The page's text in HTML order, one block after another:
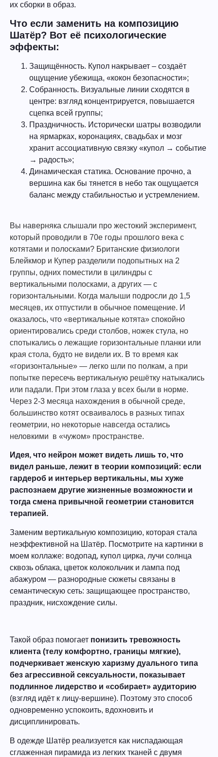
их сборки в образ.
Что если заменить на композицию
Шатёр? Вот её психологические
эффекты:
Защищённость. Купол накрывает – создаёт
ощущение убежища, «кокон безопасности»;
Собранность. Визуальные линии сходятся в
центре: взгляд концентрируется, повышается
сцепка всей группы;
Праздничность. Исторически шатры возводили
на ярмарках, коронациях, свадьбах и мозг
хранит ассоциативную связку «купол → событие
→ радость»;
Динамическая статика. Основание прочно, а
вершина как бы тянется в небо так ощущается
баланс между стабильностью и устремлением.
Вы наверняка слышали про жестокий эксперимент,
который проводили в 70е годы прошлого века с
котятами и полосками? Британские физиологи
Блейкмор и Купер разделили подопытных на 2
группы, одних поместили в цилиндры с
вертикальными полосками, а других — с
горизонтальными. Когда малыши подросли до 1,5
месяцев, их отпустили в обычное помещение. И
оказалось, что «вертикальные котята» спокойно
ориентировались среди столбов, ножек стула, но
спотыкались о лежащие горизонтальные планки или
края стола, будто не видели их. В то время как
«горизонтальные» — легко шли по полкам, а при
попытке пересечь вертикальную решётку натыкались
или падали. При этом глаза у всех были в норме.
Через 2-3 месяца нахождения в обычной среде,
большинство котят осваивалось в разных типах
геометрии, но некоторые навсегда остались
неловкими в «чужом» пространстве.
Идея, что нейрон может видеть лишь то, что
видел раньше, лежит в теории композиций: если
гардероб и интерьер вертикальны, мы хуже
распознаем другие жизненные возможности и
тогда смена привычной геометрии становится
терапией.
Заменим вертикальную композицию, которая стала
неэффективной на Шатёр. Посмотрите на картинки в
моем коллаже: водопад, купол цирка, лучи солнца
сквозь облака, цветок колокольчик и лампа под
абажуром — разнородные сюжеты связаны в
семантическую сеть: защищающее пространство,
праздник, нисхождение силы.
Такой образ помогает понизить тревожность
клиента (телу комфортно, границы мягкие),
подчеркивает женскую харизму дуального типа
без агрессивной сексуальности, показывает
подлинное лидерство и «собирает» аудиторию
(взгляд идёт к лицу-вершине). Поэтому это способ
одновременно успокоить, вдохновить и
дисциплинировать.
В одежде Шатёр реализуется как ниспадающая
сглаженная пирамида из легких тканей с двумя